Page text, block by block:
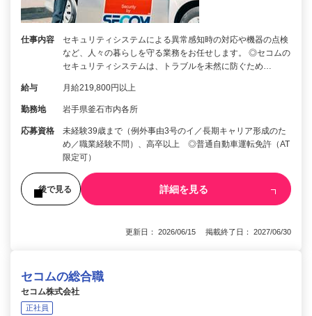
仕事内容
セキュリティシステムによる異常感知時の対応や機器の点検
など、人々の暮らしを守る業務をお任せします。 ◎セコムの
セキュリティシステムは、トラブルを未然に防ぐため…
給与 月給219,800円以上
勤務地 岩手県釜石市内各所
応募資格
未経験39歳まで（例外事由3号のイ／長期キャリア形成のた
め／職業経験不問）、高卒以上 ◎普通自動車運転免許（AT
限定可）
後で見る 詳細を見る
更新日： 2026/06/15 掲載終了日： 2027/06/30
セコムの総合職
セコム株式会社
正社員